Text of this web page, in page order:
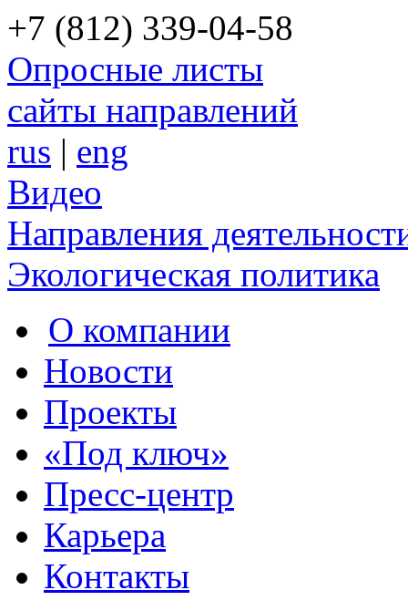
+7 (812) 339-04-58
Опросные листы
сайты направлений
rus | eng
Видео
Направления
Экологическая политика
О компании
Новости
Проекты
«Под ключ»
Пресс-центр
Карьера
Контакты